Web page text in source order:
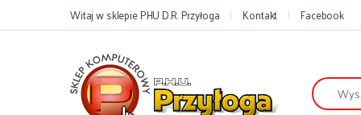
Przejdź do nawigacji
Przejdź do treściWitaj w sklepie PHU D.R. Przyłoga Kontakt Facebook
Szukaj: